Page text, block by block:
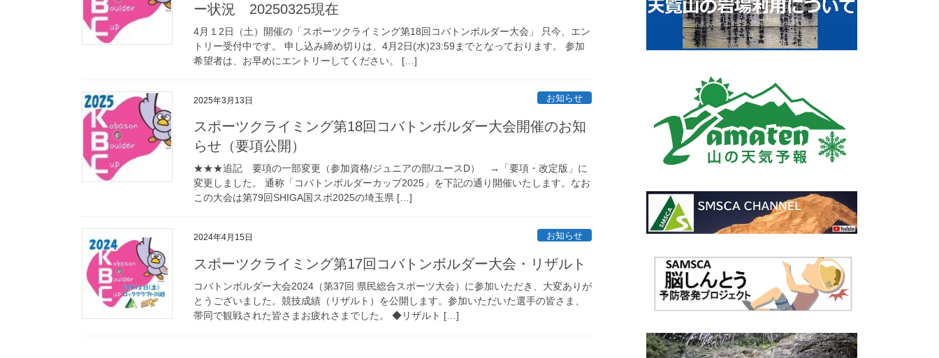
ー状況 20250325現在
4月１2日（土）開催の「スポーツクライミング第18回コバトンボルダー大会」 只今、エン
トリー受付中です。 申し込み締め切りは、4月2日(水)23:59までとなっております。 参加
希望者は、お早めにエントリーしてください。 […]
2025年3月13日 お知らせ
スポーツクライミング第18回コバトンボルダー大会開催のお知
らせ（要項公開）
★★★追記 要項の一部変更（参加資格/ジュニアの部/ユースD） →「要項・改定版」に
変更しました。 通称「コバトンボルダーカップ2025」を下記の通り開催いたします。なお
この大会は第79回SHIGA国スポ2025の埼玉県 […]
2024年4月15日 お知らせ
スポーツクライミング第17回コバトンボルダー大会・リザルト
コバトンボルダー大会2024（第37回 県民総合スポーツ大会）に参加いただき、大変ありが
とうございました。競技成績（リザルト）を公開します。参加いただいた選手の皆さま、
帯同で観戦された皆さまお疲れさまでした。 ◆リザルト […]